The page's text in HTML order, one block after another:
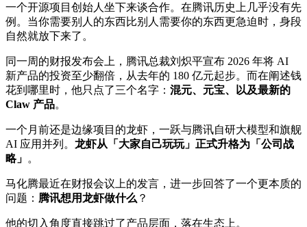
一个开源项目创始人坐下来谈合作。在腾讯历史上几乎没有先
例。当你需要别人的东西比别人需要你的东西更急迫时，身段
自然就放下来了。
同一周的财报发布会上，腾讯总裁刘炽平宣布 2026 年将 AI
新产品的投资至少翻倍，从去年的 180 亿元起步。而在阐述钱
花到哪里时，他只点了三个名字： 混元、元宝、以及最新的
Claw 产品。
一个月前还是边缘项目的龙虾，一跃与腾讯自研大模型和旗舰
AI 应用并列。 龙虾从「大家自己玩玩」正式升格为「公司战
略」 。
马化腾最近在财报会议上的发言，进一步回答了一个更本质的
问题： 腾讯想用龙虾做什么 ？
他的切入角度直接跳过了产品层面，落在生态上。